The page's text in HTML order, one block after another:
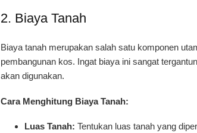
2. Biaya Tanah
Biaya tanah merupakan salah satu komponen
pembangunan kos. Ingat biaya ini sangat
akan digunakan.
Cara Menghitung Biaya Tanah:
Luas Tanah: Tentukan luas tanah yang